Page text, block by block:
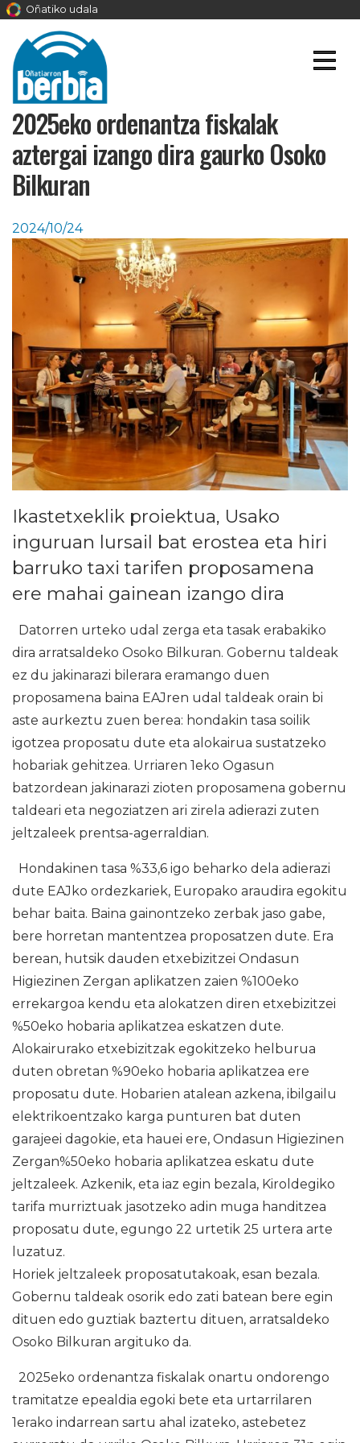
Oñatiko udala
2025eko ordenantza fiskalak
aztergai izango dira gaurko Osoko
Bilkuran
2024/10/24
Ikastetxeklik proiektua, Usako
inguruan lursail bat erostea eta hiri
barruko taxi tarifen proposamena
ere mahai gainean izango dira
Datorren urteko udal zerga eta tasak erabakiko
dira arratsaldeko Osoko Bilkuran. Gobernu taldeak
ez du jakinarazi bilerara eramango duen
proposamena baina EAJren udal taldeak orain bi
aste aurkeztu zuen berea: hondakin tasa soilik
igotzea proposatu dute eta alokairua sustatzeko
hobariak gehitzea. Urriaren 1eko Ogasun
batzordean jakinarazi zioten proposamena gobernu
taldeari eta negoziatzen ari zirela adierazi zuten
jeltzaleek prentsa-agerraldian.
Hondakinen tasa %33,6 igo beharko dela adierazi
dute EAJko ordezkariek, Europako araudira egokitu
behar baita. Baina gainontzeko zerbak jaso gabe,
bere horretan mantentzea proposatzen dute. Era
berean, hutsik dauden etxebizitzei Ondasun
Higiezinen Zergan aplikatzen zaien %100eko
errekargoa kendu eta alokatzen diren etxebizitzei
%50eko hobaria aplikatzea eskatzen dute.
Alokairurako etxebizitzak egokitzeko helburua
duten obretan %90eko hobaria aplikatzea ere
proposatu dute. Hobarien atalean azkena, ibilgailu
elektrikoentzako karga punturen bat duten
garajeei dagokie, eta hauei ere, Ondasun Higiezinen
Zergan%50eko hobaria aplikatzea eskatu dute
jeltzaleek. Azkenik, eta iaz egin bezala, Kiroldegiko
tarifa murriztuak jasotzeko adin muga handitzea
proposatu dute, egungo 22 urtetik 25 urtera arte
luzatuz.
Horiek jeltzaleek proposatutakoak, esan bezala.
Gobernu taldeak osorik edo zati batean bere egin
dituen edo guztiak baztertu dituen, arratsaldeko
Osoko Bilkuran argituko da.
2025eko ordenantza fiskalak onartu ondorengo
tramitatze epealdia egoki bete eta urtarrilaren
1erako indarrean sartu ahal izateko, astebetez